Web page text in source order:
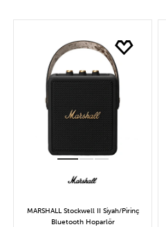
MARSHALL Stockwell II Siyah/Pirinç
Bluetooth Hoparlör